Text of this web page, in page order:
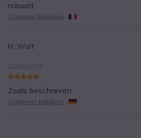
robuust
Origineel bekijken
H. Wolf
20/06/2017
Zoals beschreven
Origineel bekijken